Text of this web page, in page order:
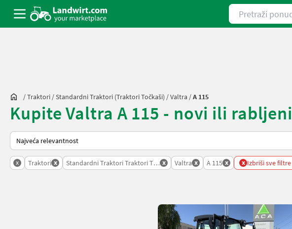
Pretraži ponude
/Traktori /Standardni Traktori (traktori Točkaši) /Valtra /A 115
Kupite Valtra A 115 - novi ili rabljeni
Tako se sortira na Landwirt.com
x Traktori x Standardni Traktori Traktori Tockasi
x Valtra x A 115 x x Izbriši sve filtre